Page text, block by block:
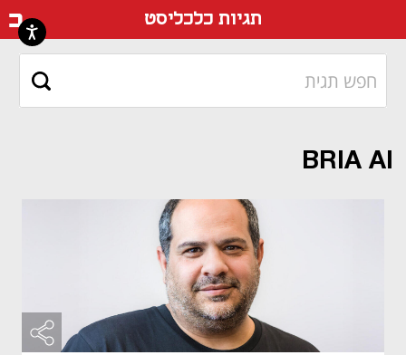
תגיות כלכליסט
BRIA AI